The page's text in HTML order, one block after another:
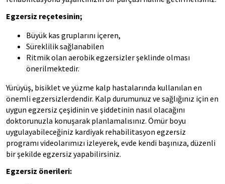
Egzersiz reçetesinin;
Büyük kas gruplarını içeren,
Süreklilik sağlanabilen
Ritmik olan aerobik egzersizler şeklinde olması
önerilmektedir.
Yürüyüş, bisiklet ve yüzme kalp hastalarında kullanılan en
önemli egzersizlerdendir. Kalp durumunuz ve sağlığınız için en
uygun egzersiz çeşidinin ve şiddetinin nasıl olacağını
doktorunuzla konuşarak planlamalısınız. Ömür boyu
uygulayabileceğiniz kardiyak rehabilitasyon egzersiz
programı videolarımızı izleyerek, evde kendi başınıza, düzenli
bir şekilde egzersiz yapabilirsiniz.
Egzersiz önerileri: